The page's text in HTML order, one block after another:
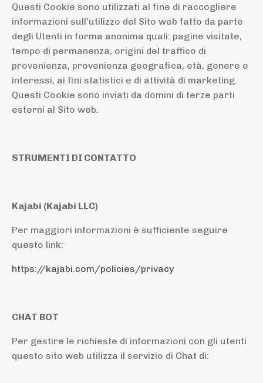
Questi Cookie sono utilizzati al fine di raccogliere
informazioni sull’utilizzo del Sito web fatto da parte
degli Utenti in forma anonima quali: pagine visitate,
tempo di permanenza, origini del traffico di
provenienza, provenienza geografica, età, genere e
interessi, ai fini statistici e di attività di marketing.
Questi Cookie sono inviati da domini di terze parti
esterni al Sito web.
STRUMENTI DI CONTATTO
Kajabi (Kajabi LLC)
Per maggiori informazioni è sufficiente seguire
questo link:
https://kajabi.com/policies/privacy
CHAT BOT
Per gestire le richieste di informazioni con gli utenti
questo sito web utilizza il servizio di Chat di: